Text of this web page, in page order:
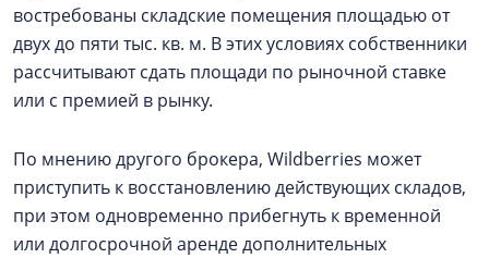
востребованы складские помещения площадью от
двух до пяти тыс. кв. м. В этих условиях собственники
рассчитывают сдать площади по рыночной ставке
или с премией в рынку.
По мнению другого брокера, Wildberries может
приступить к восстановлению действующих складов,
при этом одновременно прибегнуть к временной
или долгосрочной аренде дополнительных